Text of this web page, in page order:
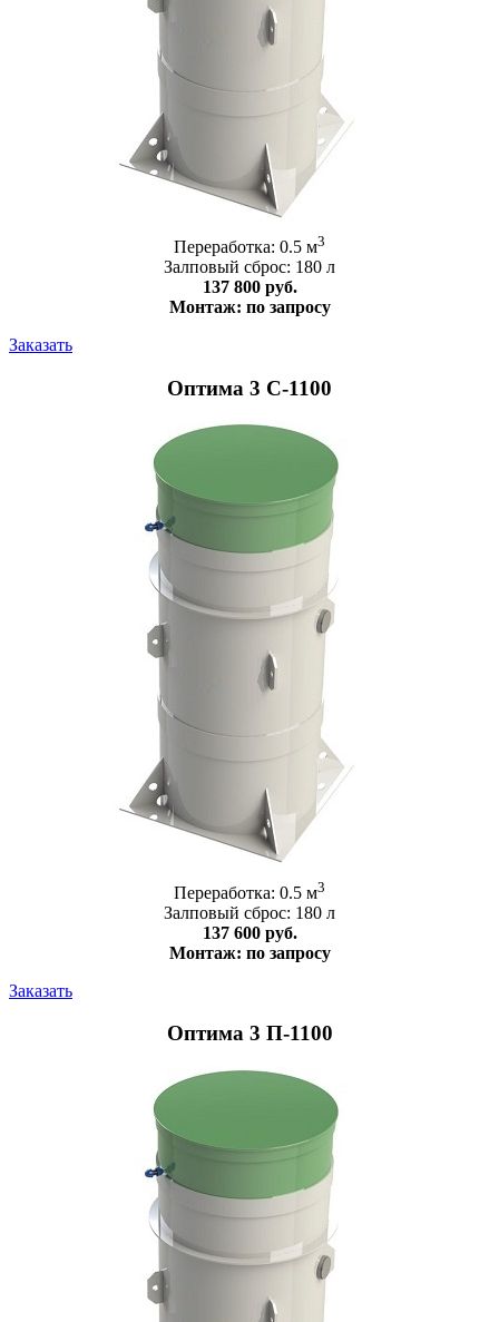
Переработка: 0.5 м3
Залповый сброс: 180 л
137 800 руб.
Монтаж: по запросу
Заказать
Оптима 3 С-1100
Переработка: 0.5 м3
Залповый сброс: 180 л
137 600 руб.
Монтаж: по запросу
Заказать
Оптима 3 П-1100